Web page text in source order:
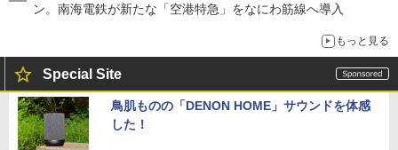
ン。南海電鉄が新たな「空港特急」をなにわ筋線へ導入
もっと見る
Special Site
鳥肌ものの「DENON HOME」サウンドを体感
した！